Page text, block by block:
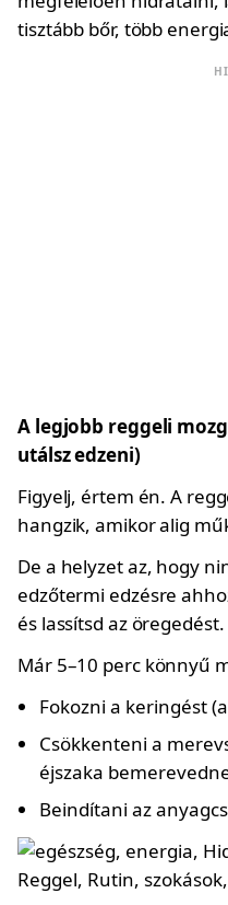
tisztább bőr, több
A legjobb reggeli
utálsz edzeni)
Figyelj, értem én. A
hangzik, amikor alig
De a helyzet az, hogy
edzőtermi edzésre
és lassítsd az öregedést.
Már 5–10 perc könnyű
Fokozni a keringést
Csökkenteni a
éjszaka
Beindítani az